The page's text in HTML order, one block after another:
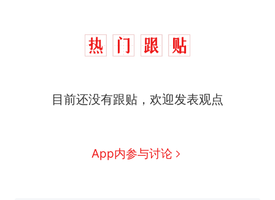
目前还没有跟贴，欢迎发表观点
App内参与讨论
人生
新 费大厨“全国小炒肉大王”称